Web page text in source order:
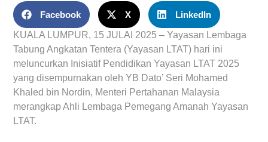
Facebook X LinkedIn
KUALA LUMPUR, 15 JULAI 2025 – Yayasan Lembaga
Tabung Angkatan Tentera (Yayasan LTAT) hari ini
meluncurkan Inisiatif Pendidikan Yayasan LTAT 2025
yang disempurnakan oleh YB Dato’ Seri Mohamed
Khaled bin Nordin, Menteri Pertahanan Malaysia
merangkap Ahli Lembaga Pemegang Amanah Yayasan
LTAT.